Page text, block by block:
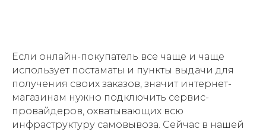
Если онлайн-покупатель все чаще и чаще
использует постаматы и пункты выдачи для
получения своих заказов, значит интернет-
магазинам нужно подключить сервис-
провайдеров, охватывающих всю
инфраструктуру самовывоза. Сейчас в нашей